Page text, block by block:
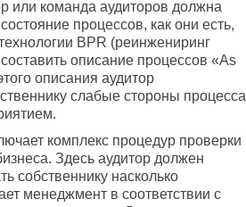
или команда аудиторов должна
процессов, как они есть,
BPR (реинжениринг
описание процессов «As
описания аудитор
слабые стороны процесса
комплекс процедур проверки
Здесь аудитор должен
собственнику насколько
менеджмент в соответствии с